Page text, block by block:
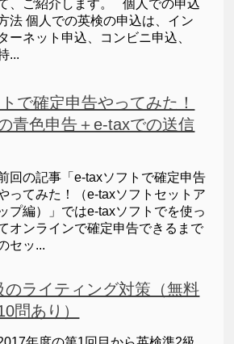
、ご紹介します。 個人での申込
法 個人での英検の申込は、イン
ーネット申込、コンビニ申込、
...
で確定申告やってみた！
青色申告＋e-taxでの送信
回の記事「e-taxソフトで確定申告
ってみた！（e-taxソフトセットア
プ編）」ではe-taxソフトでを使っ
オンラインで確定申告できるまで
セッ...
のライティング対策（無料
問あり）